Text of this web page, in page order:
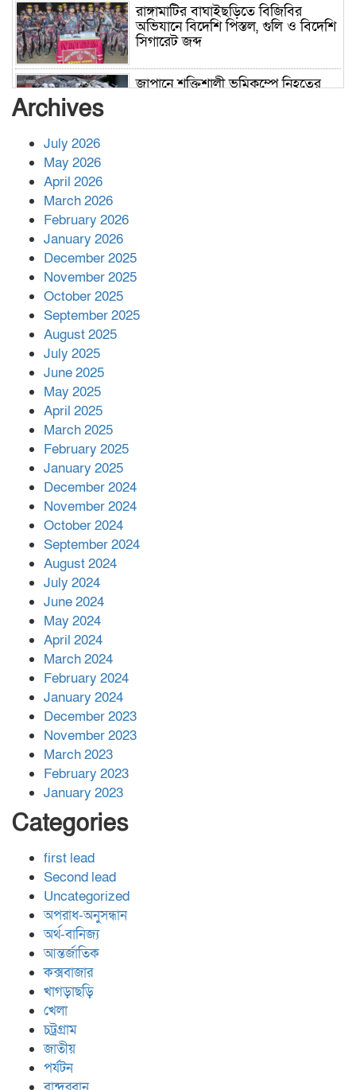
রাঙ্গামাটির বাঘাইছড়িতে বিজিবির
অভিযানে বিদেশি পিস্তল, গুলি ও বিদেশি
সিগারেট জব্দ
জাপানে শক্তিশালী ভূমিকম্পে নিহতের
পর ফোন তারেক রহমানের,গ্যাস সঙ্কট
সহায়তা দিলেন সাচিং প্রু জেরী
Archives
July 2026
May 2026
April 2026
March 2026
February 2026
January 2026
December 2025
November 2025
October 2025
September 2025
August 2025
July 2025
June 2025
May 2025
April 2025
March 2025
February 2025
January 2025
December 2024
November 2024
October 2024
September 2024
August 2024
July 2024
June 2024
May 2024
April 2024
March 2024
February 2024
January 2024
December 2023
November 2023
March 2023
February 2023
January 2023
Categories
first lead
Second lead
Uncategorized
অপরাধ-অনুসন্ধান
অর্থ-বানিজ্য
আন্তর্জাতিক
কক্সবাজার
খাগড়াছড়ি
খেলা
চট্রগ্রাম
জাতীয়
পর্যটন